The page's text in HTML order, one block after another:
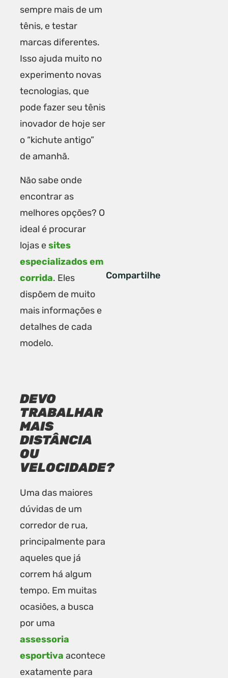
sempre mais de um
tênis, e testar
marcas diferentes.
Isso ajuda muito no
experimento novas
tecnologias, que
pode fazer seu tênis
inovador de hoje ser
o “kichute antigo”
de amanhã.
Não sabe onde
encontrar as
melhores opções? O
ideal é procurar
lojas esites
especializados em
corrida. Eles
dispõem de muito
mais informações e
detalhes de cada
modelo.
DEVO
TRABALHAR
MAIS
DISTÂNCIA
OU
VELOCIDADE?
Uma das maiores
dúvidas de um
corredor de rua,
principalmente para
aqueles que já
correm há algum
tempo. Em muitas
ocasiões, a busca
por uma
assessoria
esportiva acontece
exatamente para
Compartilhe